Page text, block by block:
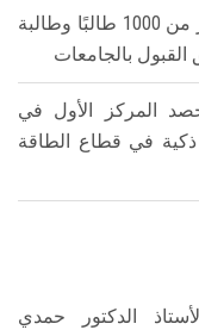
معامل التنسيق الإلكتروني تستقبل أكثر من 1000 طالبًا وطالبة
القبول بالجامعات
المركز الأول في
ذكية في قطاع الطاقة
الدكتور حمدي